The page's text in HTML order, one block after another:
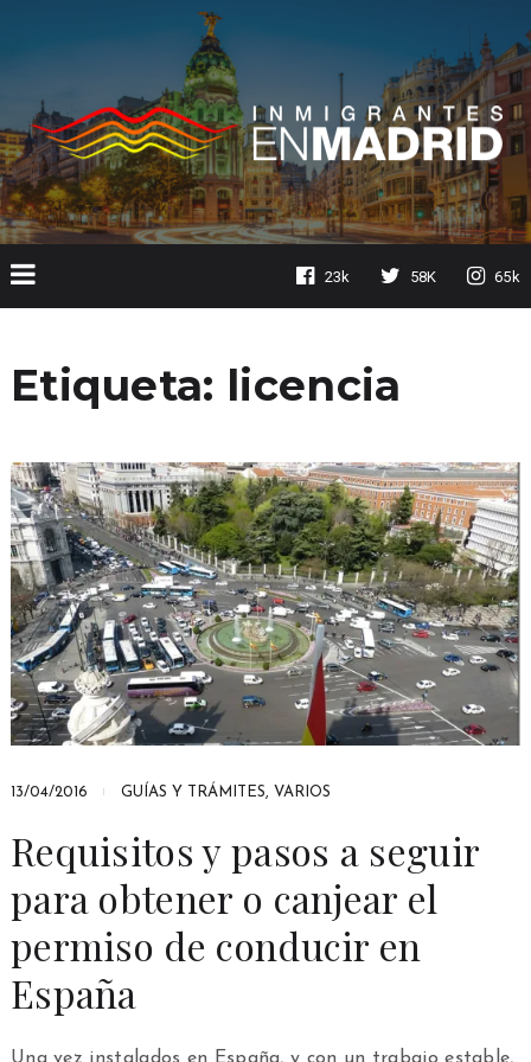
23k 58K 65k
Etiqueta: licencia
13/04/2016 GUÍAS Y TRÁMITES, VARIOS
Requisitos y pasos a seguir
para obtener o canjear el
permiso de conducir en
España